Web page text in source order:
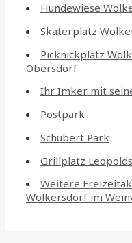
Hundewiese
Skaterplatz
Picknickplatz
Obersdorf
Ihr Imker mit
Postpark
Schubert Park
Grillplatz
Weitere
Wolkersdorf im